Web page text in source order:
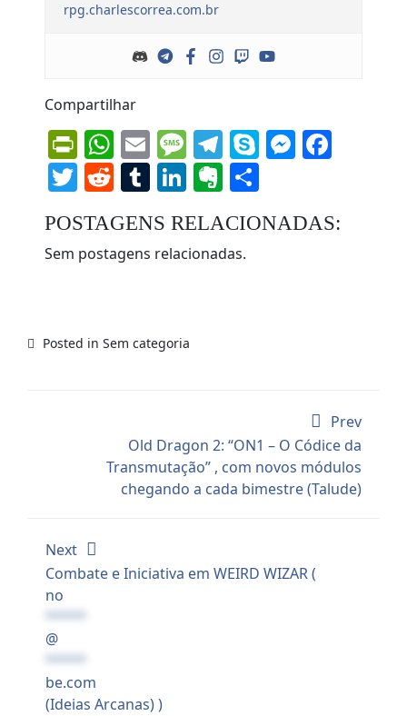
rpg.charlescorrea.com.br
Compartilhar
PrintFriendly
WhatsApp
EmailMessage
Telegram
Skype
Twitter
Reddit
Tumblr
LinkedIn
Evernote
POSTAGENS RELACIONADAS:
Sem postagens relacionadas.
Posted in Sem categoria
Prev
Old Dragon 2: “ON1 – O Códice da
Transmutação” , com novos módulos
chegando a cada bimestre (Talude)
Next
Combate e Iniciativa em WEIRD WIZAR (
no
*****
@
*****
be.com
(Ideias Arcanas) )